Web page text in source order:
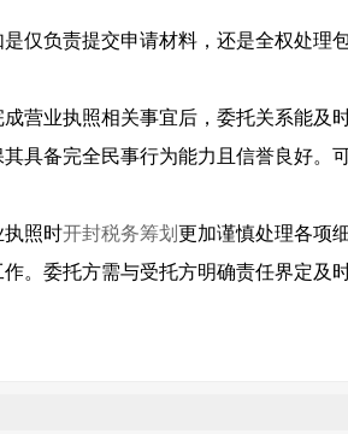
仅负责提交申请材料，还是全权处
营业执照相关事宜后，委托关系能及
具备完全民事行为能力且信誉良好
执照时开封税务筹划 更加谨慎处理各项
委托方需与受托方明确责任界定及